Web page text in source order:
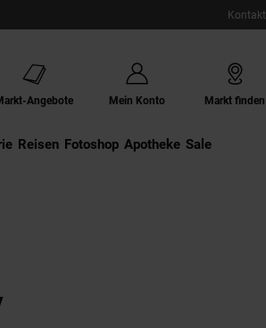
Kontakt
Angebote Mein Konto Markt finden
Externer Link:
Reisen Externer Link:
Fotoshop Externer Link:
Apotheke Sale